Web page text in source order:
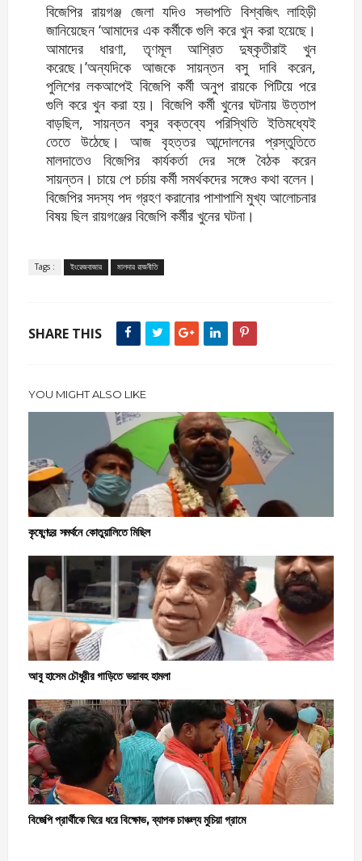
বিজেপির রায়গঞ্জ জেলা যদিও সভাপতি বিশ্বজিৎ লাহিড়ী
জানিয়েছেন ‘আমাদের এক কর্মীকে গুলি করে খুন করা হয়েছে।
আমাদের ধারণা, তৃণমূল আশ্রিত দুষ্কৃতীরাই খুন
করেছে।’অন্যদিকে আজকে সায়ন্তন বসু দাবি করেন,
পুলিশের লকআপেই বিজেপি কর্মী অনুপ রায়কে পিটিয়ে পরে
গুলি করে খুন করা হয়। বিজেপি কর্মী খুনের ঘটনায় উত্তাপ
বাড়ছিল, সায়ন্তন বসুর বক্তব্যে পরিস্থিতি ইতিমধ্যেই
তেতে উঠেছে। আজ বৃহত্তর আন্দোলনের প্রস্তুতিতে
মালদাতেও বিজেপির কার্যকর্তা দের সঙ্গে বৈঠক করেন
সায়ন্তন। চায়ে পে চর্চায় কর্মী সমর্থকদের সঙ্গেও কথা বলেন।
বিজেপির সদস্য পদ গ্রহণ করানোর পাশাপাশি মুখ্য আলোচনার
বিষয় ছিল রায়গঞ্জের বিজেপি কর্মীর খুনের ঘটনা।
Tags : ইংরেজবাজার মালদার রাজনীতি
SHARE THIS
YOU MIGHT ALSO LIKE
কৃষ্ণেন্দুর সমর্থনে কোতুয়ালিতে মিছিল
আবু হাসেম চৌধুরীর গাড়িতে ভয়াবহ হামলা
বিজেপি প্রার্থীকে ঘিরে ধরে বিক্ষোভ, ব্যাপক চাঞ্চল্য মুচিয়া গ্রামে